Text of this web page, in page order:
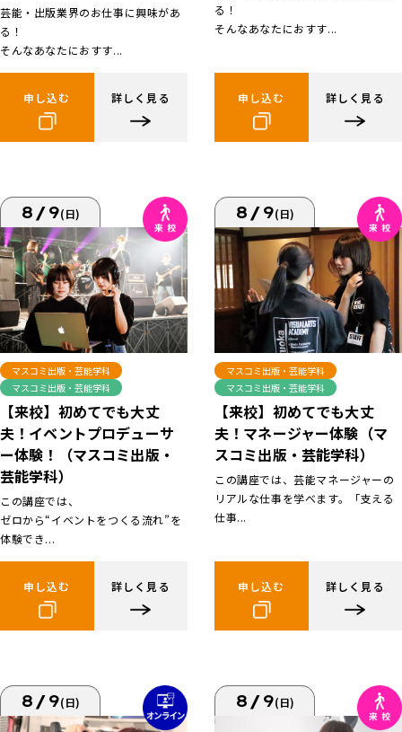
芸能・出版業界のお仕事に興味があ
る！
そんなあなたにおすす...
申し込む 詳しく見る
る！
そんなあなたにおすす...
申し込む 詳しく見る
8/9(日)
マスコミ出版・芸能学科
マスコミ出版・芸能学科
【来校】初めてでも大丈
夫！イベントプロデューサ
ー体験！（マスコミ出版・
芸能学科）
この講座では、
ゼロから“イベントをつくる流れ”を
体験でき...
申し込む 詳しく見る
8/9(日)
マスコミ出版・芸能学科
マスコミ出版・芸能学科
【来校】初めてでも大丈
夫！マネージャー体験（マ
スコミ出版・芸能学科）
この講座では、芸能マネージャーの
リアルな仕事を学べます。「支える
仕事...
申し込む 詳しく見る
8/9(日) 8/9(日)